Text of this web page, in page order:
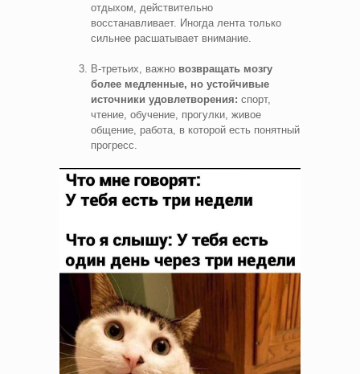
отдыхом, действительно
восстанавливает. Иногда лента только
сильнее расшатывает внимание.
В-третьих, важно возвращать мозгу
более медленные, но устойчивые
источники удовлетворения: спорт,
чтение, обучение, прогулки, живое
общение, работа, в которой есть понятный
прогресс.